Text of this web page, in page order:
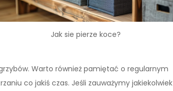
Jak sie pierze koce?
Warto również pamiętać o regularnym
co jakiś czas. Jeśli zauważymy jakiekolwiek